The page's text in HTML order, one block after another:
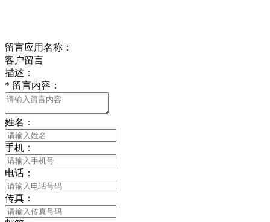
留言应用名称：
客户留言
描述：
* 留言内容：
姓名：
手机：
电话：
传真：